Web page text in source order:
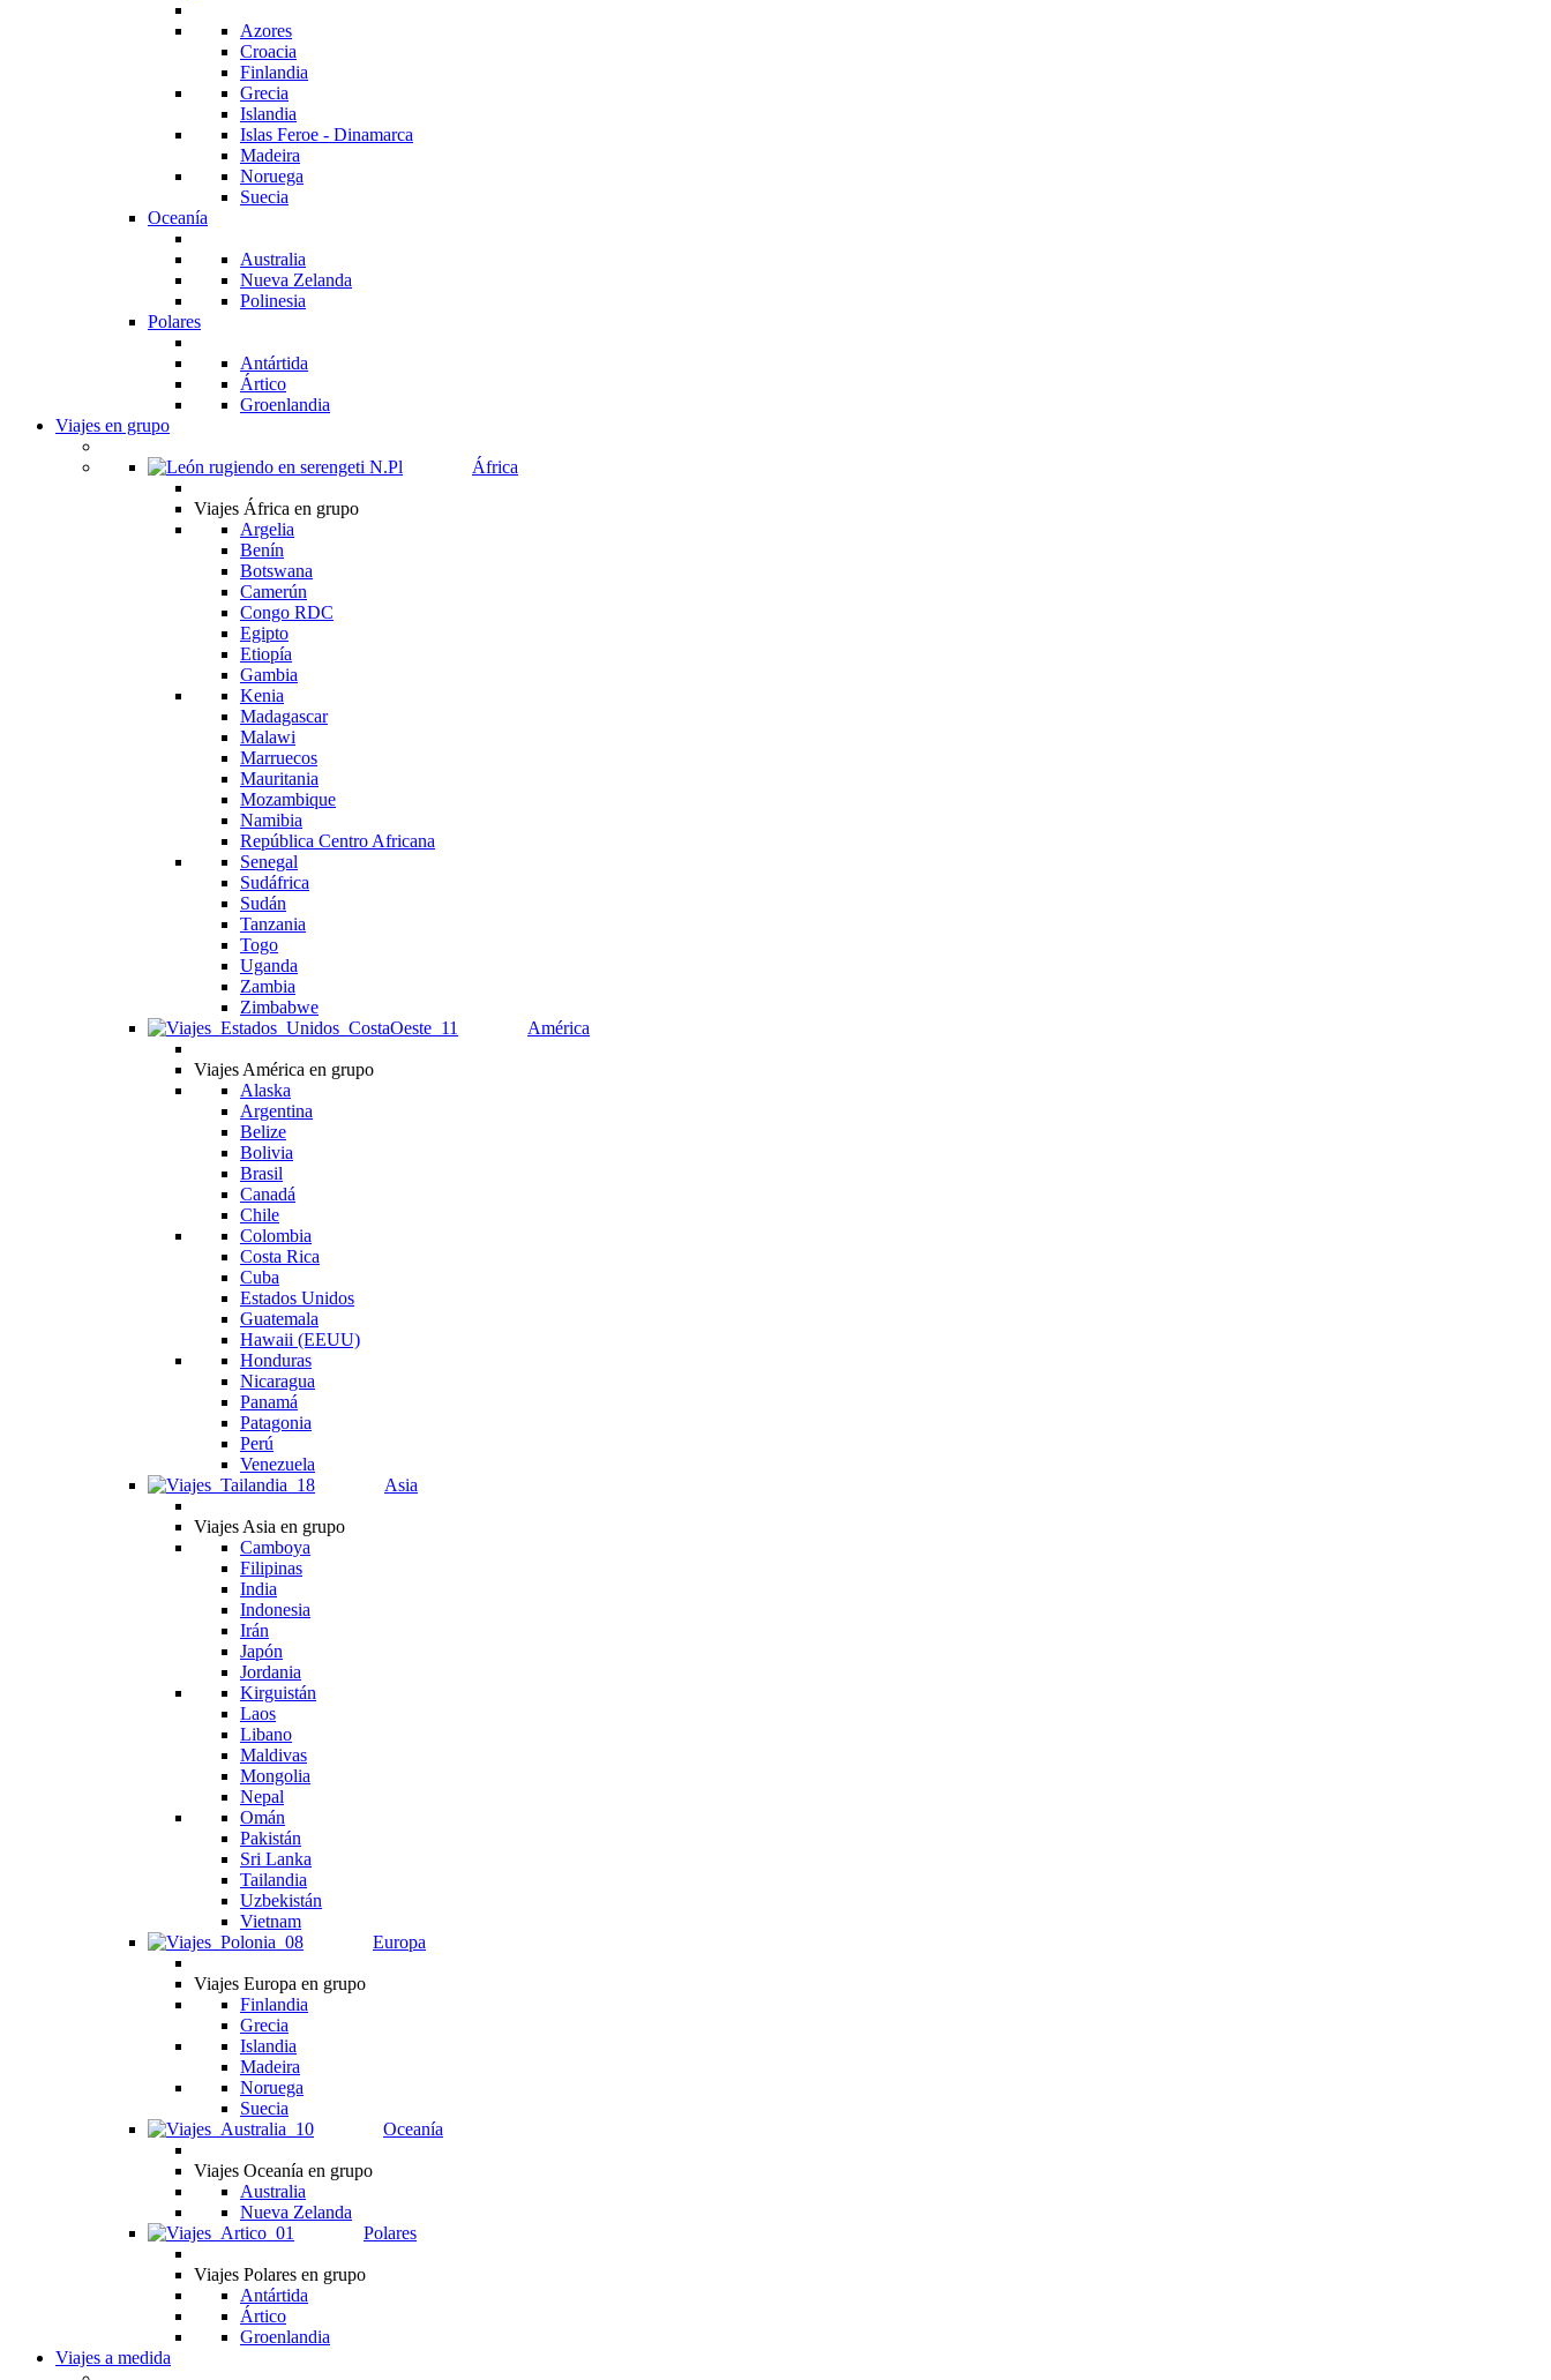
Azores
Croacia
Finlandia
Grecia
Islandia
Islas Feroe - Dinamarca
Madeira
Noruega
Suecia
Oceanía
Australia
Nueva Zelanda
Polinesia
Polares
Antártida
Ártico
Groenlandia
Viajes en grupo
África
Viajes África en grupo
Argelia
Benín
Botswana
Camerún
Congo RDC
Egipto
Etiopía
Gambia
Kenia
Madagascar
Malawi
Marruecos
Mauritania
Mozambique
Namibia
República Centro Africana
Senegal
Sudáfrica
Sudán
Tanzania
Togo
Uganda
Zambia
Zimbabwe
América
Viajes América en grupo
Alaska
Argentina
Belize
Bolivia
Brasil
Canadá
Chile
Colombia
Costa Rica
Cuba
Estados Unidos
Guatemala
Hawaii (EEUU)
Honduras
Nicaragua
Panamá
Patagonia
Perú
Venezuela
Asia
Viajes Asia en grupo
Camboya
Filipinas
India
Indonesia
Irán
Japón
Jordania
Kirguistán
Laos
Libano
Maldivas
Mongolia
Nepal
Omán
Pakistán
Sri Lanka
Tailandia
Uzbekistán
Vietnam
Europa
Viajes Europa en grupo
Finlandia
Grecia
Islandia
Madeira
Noruega
Suecia
Oceanía
Viajes Oceanía en grupo
Australia
Nueva Zelanda
Polares
Viajes Polares en grupo
Antártida
Ártico
Groenlandia
Viajes a medida